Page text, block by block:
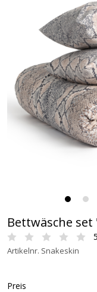
Bettwäsche set
Artikelnr. Snakeskin
Preis